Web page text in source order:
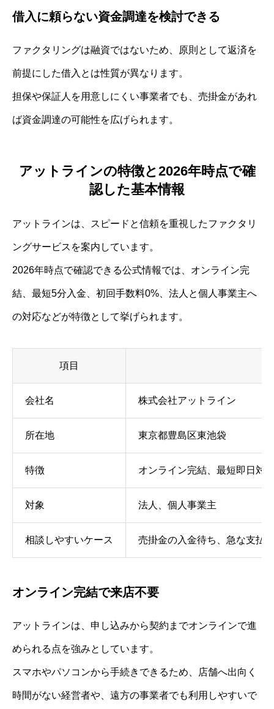
借入に頼らない資金調達を検討できる
ファクタリングは融資ではないため、原則として返済を
前提にした借入とは性質が異なります。
担保や保証人を用意しにくい事業者でも、売掛金があれ
ば資金調達の可能性を広げられます。
アットラインの特徴と2026年時点で確
認した基本情報
アットラインは、スピードと信頼を重視したファクタリ
ングサービスを案内しています。
2026年時点で確認できる公式情報では、オンライン完
結、最短5分入金、初回手数料0%、法人と個人事業主へ
の対応などが特徴として挙げられます。
項目
会社名 株式会社アットライン
所在地 東京都豊島区東池袋
特徴 オンライン完結、最短即日対
対象 法人、個人事業主
相談しやすいケース 売掛金の入金待ち、急な支払
オンライン完結で来店不要
アットラインは、申し込みから契約までオンラインで進
められる点を強みとしています。
スマホやパソコンから手続きできるため、店舗へ出向く
時間がない経営者や、遠方の事業者でも利用しやすいで